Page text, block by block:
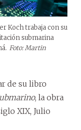
Koch trabaja con su
submarina
Foto: Martin
de su libro
, la obra
XIX, Julio